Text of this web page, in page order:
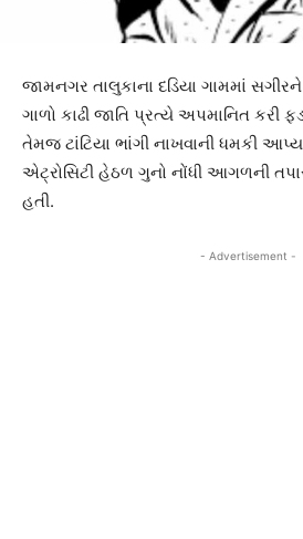
જામનગર તાલુકાના દડિયા ગામમાં
ગાળો કાઢી જાતિ પ્રત્યે અપમાનિત કરી
તેમજ ટાંટિયા ભાંગી નાખવાની ધમકી
એટ્રોસિટી હેઠળ ગુનો નોંધી આગળની
હતી.
- Advertisement -